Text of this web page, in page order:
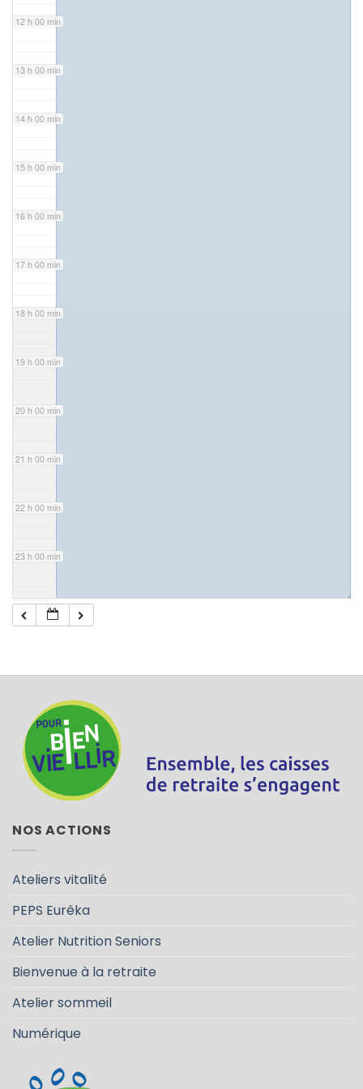
12 h 00 min
13 h 00 min
14 h 00 min
15 h 00 min
16 h 00 min
17 h 00 min
18 h 00 min
19 h 00 min
20 h 00 min
21 h 00 min
22 h 00 min
23 h 00 min
◢
NOS ACTIONS
Ateliers vitalité
PEPS Eurêka
Atelier Nutrition Seniors
Bienvenue à la retraite
Atelier sommeil
Numérique